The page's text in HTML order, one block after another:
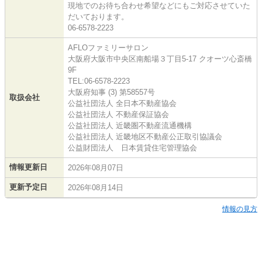
現地でのお待ち合わせ希望などにもご対応させていた
だいております。
06-6578-2223
取扱会社
AFLOファミリーサロン
大阪府大阪市中央区南船場３丁目5-17 クオーツ心斎橋
9F
TEL:06-6578-2223
大阪府知事 (3) 第58557号
公益社団法人 全日本不動産協会
公益社団法人 不動産保証協会
公益社団法人 近畿圏不動産流通機構
公益社団法人 近畿地区不動産公正取引協議会
公益財団法人 日本賃貸住宅管理協会
情報更新日 2026年08月07日
更新予定日 2026年08月14日
情報の見方